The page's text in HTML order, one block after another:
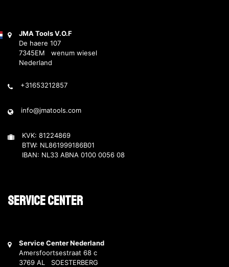
JMA Tools V.O.F
De haere 107
7345EM wenum wiesel
Nederland
+31653212857
info@jmatools.com
KVK: 81224869
BTW: NL861999186B01
IBAN: NL33 ABNA 0100 0056 08
Service Center
Service Center Nederland
Amersfoortsestraat 68 c
3769 AL SOESTERBERG